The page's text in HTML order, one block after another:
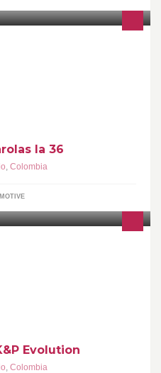
la 36
, Colombia
Evolution
, Colombia